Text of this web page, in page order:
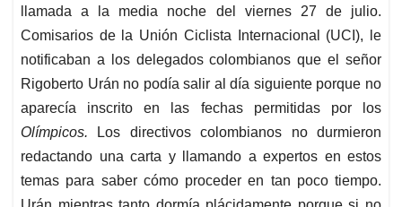
llamada a la media noche del viernes 27 de julio.
Comisarios de la Unión Ciclista Internacional (UCI), le
notificaban a los delegados colombianos que el señor
Rigoberto Urán no podía salir al día siguiente porque no
aparecía inscrito en las fechas permitidas por los
Olímpicos. Los directivos colombianos no durmieron
redactando una carta y llamando a expertos en estos
temas para saber cómo proceder en tan poco tiempo.